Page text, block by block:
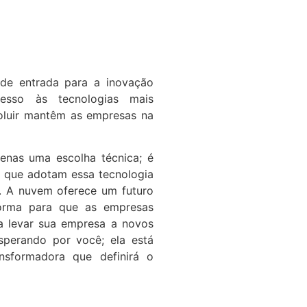
entrada para a inovação
às tecnologias mais
mantêm as empresas na
uma escolha técnica; é
adotam essa tecnologia
A nuvem oferece um futuro
para que as empresas
levar sua empresa a novos
por você; ela está
que definirá o